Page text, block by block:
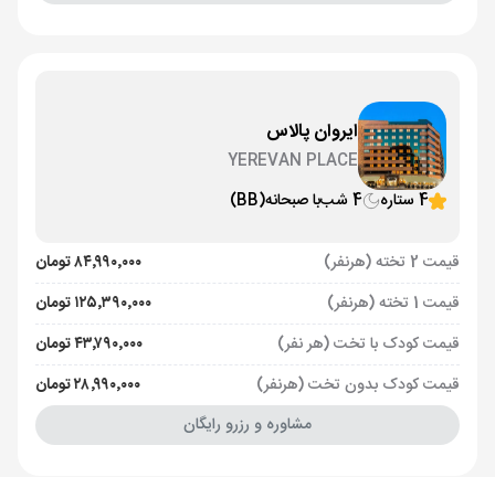
ایروان پالاس
YEREVAN PLACE
4 ستاره
4 شب با صبحانه(BB)
قیمت 2 تخته (هرنفر)
۸۴٬۹۹۰٬۰۰۰ تومان
قیمت 1 تخته (هرنفر)
۱۲۵٬۳۹۰٬۰۰۰ تومان
قیمت کودک با تخت (هر نفر)
۴۳٬۷۹۰٬۰۰۰ تومان
قیمت کودک بدون تخت (هرنفر)
۲۸٬۹۹۰٬۰۰۰ تومان
مشاوره و رزرو رایگان